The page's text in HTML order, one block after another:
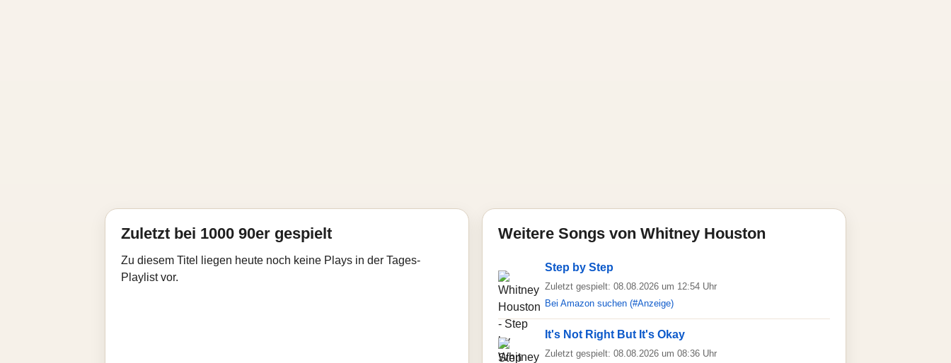
Zuletzt bei 1000 90er gespielt
Zu diesem Titel liegen heute noch keine Plays in der Tages-
Playlist vor.
Weitere Songs von Whitney Houston
Step by Step
Zuletzt gespielt: 08.08.2026 um 12:54 Uhr
Bei Amazon suchen (#Anzeige)
It's Not Right But It's Okay
Zuletzt gespielt: 08.08.2026 um 08:36 Uhr